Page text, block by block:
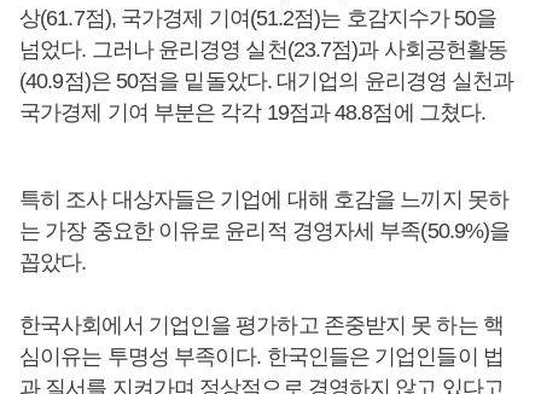
상(61.7점), 국가경제 기여(51.2점)는 호감지수가 50을
넘었다. 그러나 윤리경영 실천(23.7점)과 사회공헌활동
(40.9점)은 50점을 밑돌았다. 대기업의 윤리경영 실천과
국가경제 기여 부분은 각각 19점과 48.8점에 그쳤다.
특히 조사 대상자들은 기업에 대해 호감을 느끼지 못하
는 가장 중요한 이유로 윤리적 경영자세 부족(50.9%)을
꼽았다.
한국사회에서 기업인을 평가하고 존중받지 못 하는 핵
심이유는 투명성 부족이다. 한국인들은 기업인들이 법
과 질서를 지켜가며 정상적으로 경영하지 않고 있다고